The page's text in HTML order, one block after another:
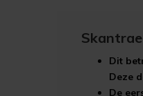
Dit
Deze
De